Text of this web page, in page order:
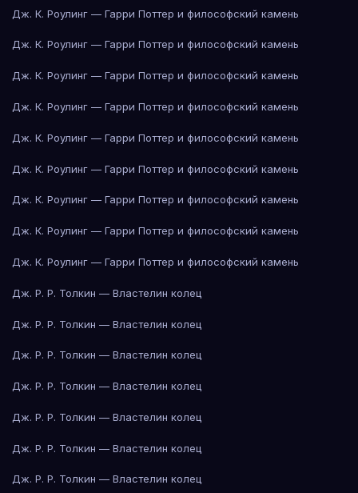
Дж. К. Роулинг — Гарри Поттер и философский камень
Дж. К. Роулинг — Гарри Поттер и философский камень
Дж. К. Роулинг — Гарри Поттер и философский камень
Дж. К. Роулинг — Гарри Поттер и философский камень
Дж. К. Роулинг — Гарри Поттер и философский камень
Дж. К. Роулинг — Гарри Поттер и философский камень
Дж. К. Роулинг — Гарри Поттер и философский камень
Дж. К. Роулинг — Гарри Поттер и философский камень
Дж. К. Роулинг — Гарри Поттер и философский камень
Дж. Р. Р. Толкин — Властелин колец
Дж. Р. Р. Толкин — Властелин колец
Дж. Р. Р. Толкин — Властелин колец
Дж. Р. Р. Толкин — Властелин колец
Дж. Р. Р. Толкин — Властелин колец
Дж. Р. Р. Толкин — Властелин колец
Дж. Р. Р. Толкин — Властелин колец